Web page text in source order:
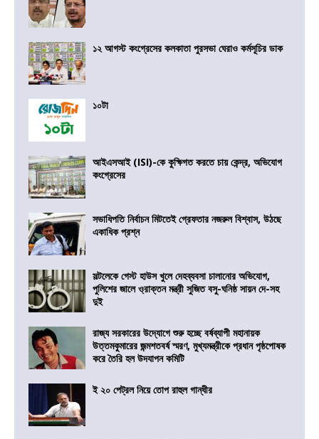
১২ আগস্ট কংগ্রেসের কলকাতা পুরসভা ঘেরাও কর্মসূচির ডাক
১০টা
আইএসআই (ISI)-কে কুক্ষিগত করতে চায় কেন্দ্র, অভিযোগ
কংগ্রেসের
সভাধিপতি নির্বাচন মিটতেই গ্রেফতার নজরুল বিশ্বাস, উঠছে
একাধিক প্রশ্ন
সল্টলেকে গেস্ট হাউস খুলে দেহব্যবসা চালানোর অভিযোগ,
পুলিশের জালে ও্রাক্তন মন্ত্রী সুজিত বসু-ঘনিষ্ঠ সায়ন দে-সহ
দুই
রাজ্য সরকারের উদ্যোগে শুরু হচ্ছে বর্ষব্যাপী মহানায়ক
উত্তমকুমারের জন্মশতবর্ষ স্মরণ, মুখ্যমন্ত্রীকে প্রধান পৃষ্ঠপোষক
করে তৈরি হল উদযাপন কমিটি
ই ২০ পেট্রল নিয়ে তোপ রাহুল গান্ধীর